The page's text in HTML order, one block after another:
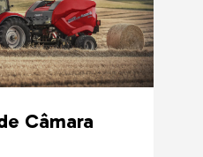
Câmara